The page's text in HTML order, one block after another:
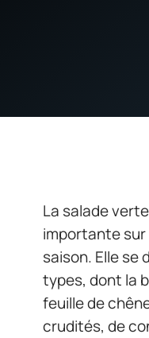
La salade
importante
saison. Elle se
types, dont la
feuille de
crudités, de